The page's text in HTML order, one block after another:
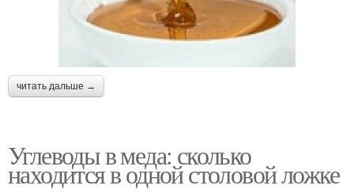
читать дальше →
Углеводы в меда: сколько
находится в одной столовой ложке